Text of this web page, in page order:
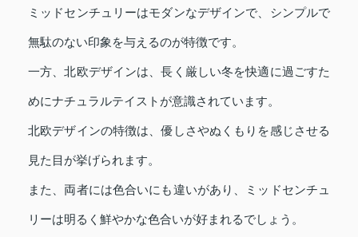
ミッドセンチュリーはモダンなデザインで、シンプルで
無駄のない印象を与えるのが特徴です。
一方、北欧デザインは、長く厳しい冬を快適に過ごすた
めにナチュラルテイストが意識されています。
北欧デザインの特徴は、優しさやぬくもりを感じさせる
見た目が挙げられます。
また、両者には色合いにも違いがあり、ミッドセンチュ
リーは明るく鮮やかな色合いが好まれるでしょう。